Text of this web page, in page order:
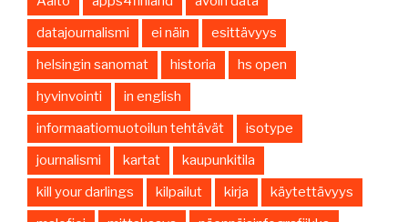
datajournalismi
ei näin
esittävyys
helsingin sanomat
historia
hs open
hyvinvointi
in english
informaatiomuotoilun tehtävät
isotype
journalismi
kartat
kaupunkitila
kill your darlings
kilpailut kirja
käytettävyys